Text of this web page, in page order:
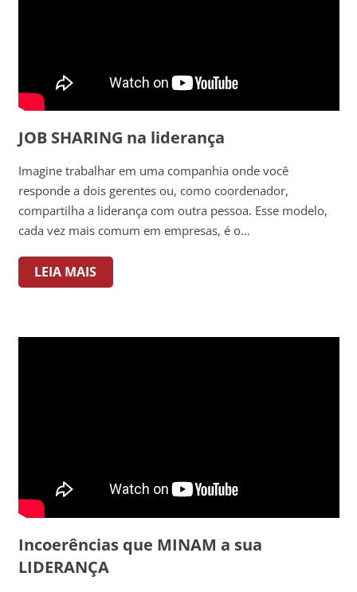
JOB SHARING na liderança
Imagine trabalhar em uma companhia onde você
responde a dois gerentes ou, como coordenador,
compartilha a liderança com outra pessoa. Esse modelo,
cada vez mais comum em empresas, é o…
LEIA MAIS
Incoerências que MINAM a sua
LIDERANÇA